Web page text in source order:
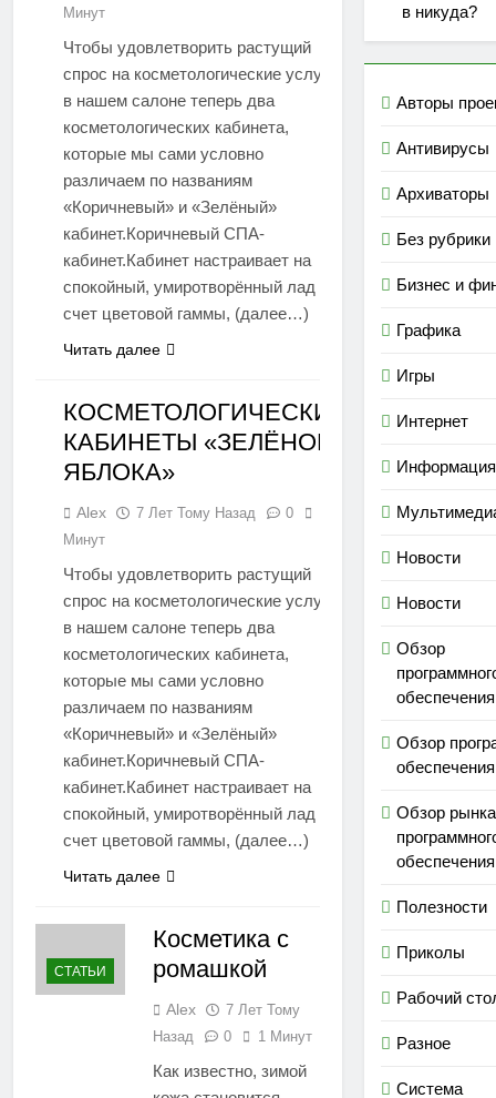
Минут
Чтобы удовлетворить растущий
спрос на косметологические услуги
в нашем салоне теперь два
косметологических кабинета,
которые мы сами условно
различаем по названиям
«Коричневый» и «Зелёный»
кабинет.Коричневый СПА-
кабинет.Кабинет настраивает на
спокойный, умиротворённый лад за
счет цветовой гаммы, (далее…)
Читать далее
СТАТЬИ
КОСМЕТОЛОГИЧЕСКИЕ
КАБИНЕТЫ «ЗЕЛЁНОГО
ЯБЛОКА»
Alex 7 Лет Тому Назад 0
Минут
Чтобы удовлетворить растущий
спрос на косметологические услуги
в нашем салоне теперь два
косметологических кабинета,
которые мы сами условно
различаем по названиям
«Коричневый» и «Зелёный»
кабинет.Коричневый СПА-
кабинет.Кабинет настраивает на
спокойный, умиротворённый лад за
счет цветовой гаммы, (далее…)
Читать далее
СТАТЬИ
Косметика с
ромашкой
Alex
7 Лет Тому
Назад
0 1 Минут
Как известно, зимой
в никуда?
Авторы
Антивирусы
Архиваторы
Без рубрики
Бизнес и
Графика
Игры
Интернет
Информация
Новости
Новости
Обзор
обеспечения
Обзор
обеспечения
Обзор рынка
обеспечения
Полезности
Приколы
Рабочий
Разное
Система